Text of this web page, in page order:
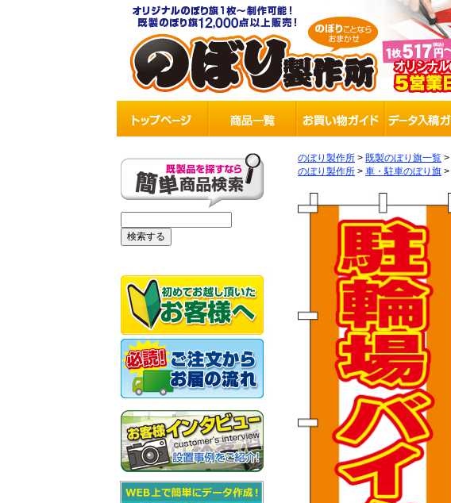
のぼり製作所 > 既製のぼり旗一覧 >
のぼり製作所 > 車・駐車のぼり旗 >